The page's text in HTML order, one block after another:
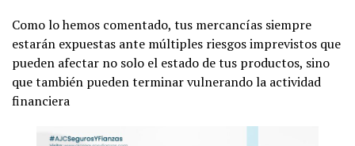
Como lo hemos comentado, tus mercancías siempre
estarán expuestas ante múltiples riesgos imprevistos que
pueden afectar no solo el estado de tus productos, sino
que también pueden terminar vulnerando la actividad
financiera